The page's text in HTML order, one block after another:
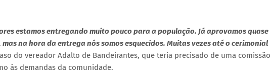
estamos entregando muito pouco para a população. Já aprovamos quase
na hora da entrega nós somos esquecidos. Muitas vezes até o cerimonial
do vereador Adalto de Bandeirantes, que teria precisado de uma comissão
às demandas da comunidade.